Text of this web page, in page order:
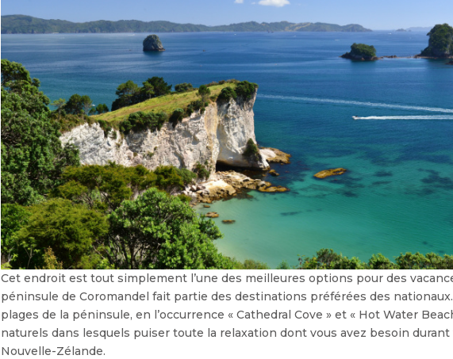
Cet endroit est tout simplement l’une des meilleures options pour des
péninsule de Coromandel fait partie des destinations préférées des
plages de la péninsule, en l’occurrence « Cathedral Cove » et « Hot Water
naturels dans lesquels puiser toute la relaxation dont vous avez besoin durant
Nouvelle-Zélande.